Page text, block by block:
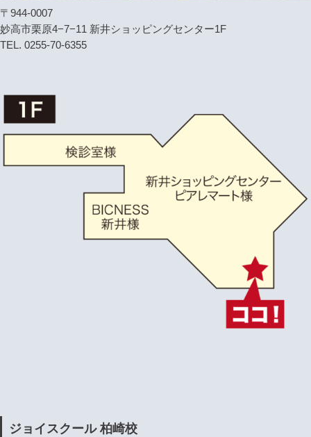
〒944-0007
妙高市栗原4−7−11 新井ショッピングセンター1F
TEL. 0255-70-6355
ジョイスクール 柏崎校